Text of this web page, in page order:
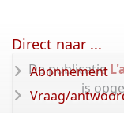
De publicatie
is
Direct naar ...
Abonnement
Vraag/